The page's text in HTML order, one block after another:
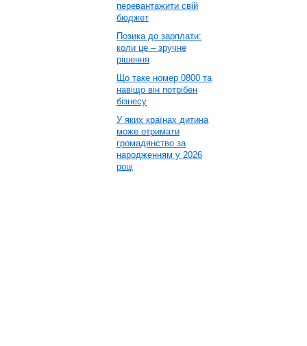
перевантажити свій
бюджет
Позика до зарплати:
коли це – зручне
рішення
Що таке номер 0800 та
навіщо він потрібен
бізнесу
У яких країнах дитина
може отримати
громадянство за
народженням у 2026
році